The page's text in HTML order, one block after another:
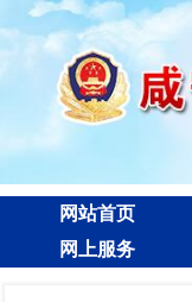
网站首页
网上服务